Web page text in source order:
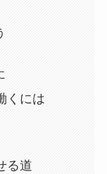
くには
る道